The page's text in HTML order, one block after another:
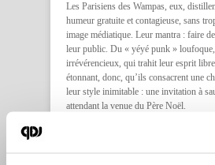
Les Parisiens des Wampas, eux,
humeur gratuite et contagieuse, sans
image médiatique. Leur mantra : faire
leur public. Du « yéyé punk »
irrévérencieux, qui trahit leur esprit
étonnant, donc, qu’ils consacrent une
leur style inimitable : une invitation à
attendant la venue du Père Noël.